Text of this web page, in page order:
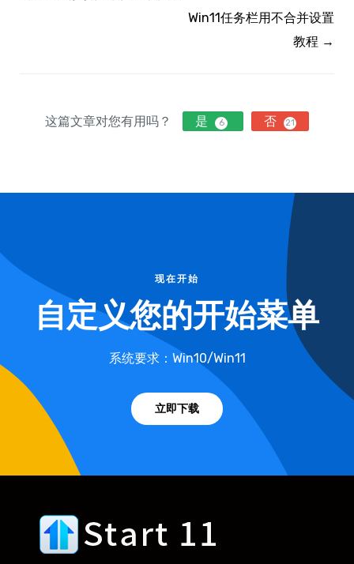
Win11任务栏用不合并设置
教程 →
这篇文章对您有用吗？ 是 6 否 21
现在开始
自定义您的开始菜单
系统要求：Win10/Win11
立即下载